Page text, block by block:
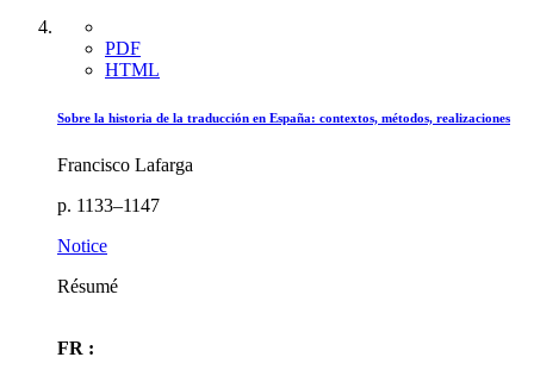
PDF
HTML
Sobre la historia de la traducción en España: contextos, métodos, realizaciones
Francisco Lafarga
p. 1133–1147
Notice
Résumé
FR :